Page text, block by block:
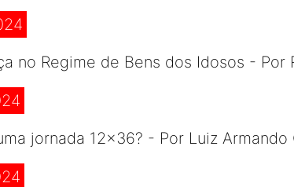
no Regime de Bens dos Idosos - Por
jornada 12×36? - Por Luiz Armando